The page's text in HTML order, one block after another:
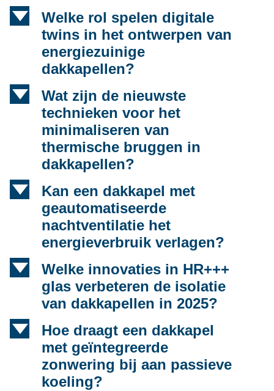
d
Welke rol spelen digitale
twins in het ontwerpen van
energiezuinige
dakkapellen?
d
Wat zijn de nieuwste
technieken voor het
minimaliseren van
thermische bruggen in
dakkapellen?
d
Kan een dakkapel met
geautomatiseerde
nachtventilatie het
energieverbruik verlagen?
d
Welke innovaties in HR+++
glas verbeteren de isolatie
van dakkapellen in 2025?
d
Hoe draagt een dakkapel
met geïntegreerde
zonwering bij aan passieve
koeling?